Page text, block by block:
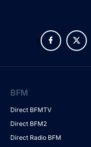
v
BFM
Direct BFMTV
Direct BFM2
Direct Radio BFM